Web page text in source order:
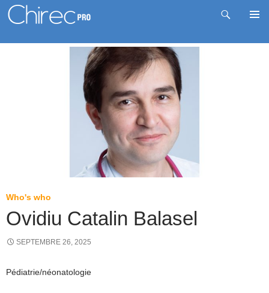
Recherche
Who's who
Ovidiu Catalin Balasel
SEPTEMBRE 26, 2025
Pédiatrie/néonatologie